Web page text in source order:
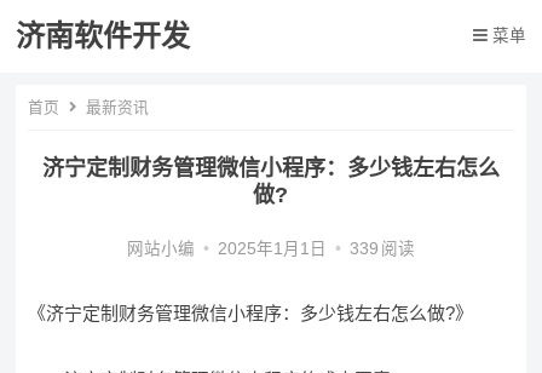
济南软件开发 菜单
首页 最新资讯
济宁定制财务管理微信小程序：多少钱左右怎么
做?
网站小编 • 2025年1月1日 • 339 阅读
《济宁定制财务管理微信小程序：多少钱左右怎么做?》